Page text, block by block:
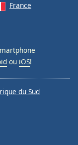
France
ou iOS!
du Sud